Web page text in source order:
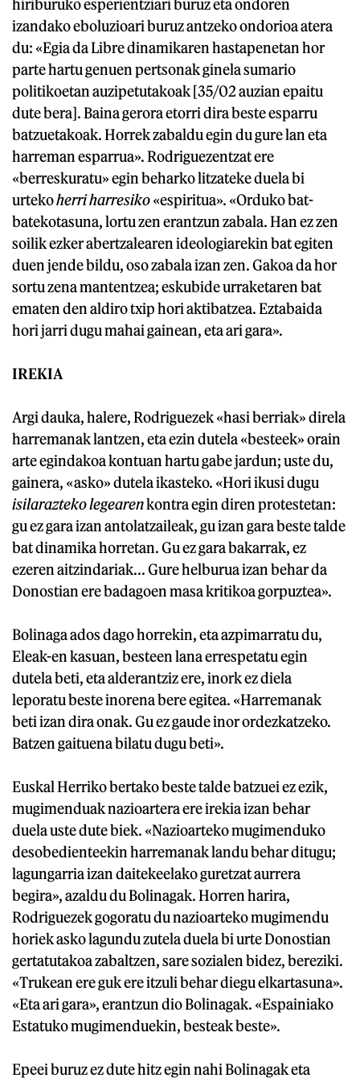
hiriburuko esperientziari buruz eta ondoren
izandako eboluzioari buruz antzeko ondorioa atera
du: «Egia da Libre dinamikaren hastapenetan hor
parte hartu genuen pertsonak ginela sumario
politikoetan auzipetutakoak [35/02 auzian epaitu
dute bera]. Baina gerora etorri dira beste esparru
batzuetakoak. Horrek zabaldu egin du gure lan eta
harreman esparrua». Rodriguezentzat ere
«berreskuratu» egin beharko litzateke duela bi
urtekoherri harresiko«espiritua». «Orduko bat-
batekotasuna, lortu zen erantzun zabala. Han ez zen
soilik ezker abertzalearen ideologiarekin bat egiten
duen jende bildu, oso zabala izan zen. Gakoa da hor
sortu zena mantentzea; eskubide urraketaren bat
ematen den aldiro txip hori aktibatzea. Eztabaida
hori jarri dugu mahai gainean, eta ari gara».
IREKIA
Argi dauka, halere, Rodriguezek «hasi berriak» direla
harremanak lantzen, eta ezin dutela «besteek» orain
arte egindakoa kontuan hartu gabe jardun; uste du,
gainera, «asko» dutela ikasteko. «Hori ikusi dugu
isilarazteko legearenkontra egin diren protestetan:
gu ez gara izan antolatzaileak, gu izan gara beste talde
bat dinamika horretan. Gu ez gara bakarrak, ez
ezeren aitzindariak... Gure helburua izan behar da
Donostian ere badagoen masa kritikoa gorpuztea».
Bolinaga ados dago horrekin, eta azpimarratu du,
Eleak-en kasuan, besteen lana errespetatu egin
dutela beti, eta alderantziz ere, inork ez diela
leporatu beste inorena bere egitea. «Harremanak
beti izan dira onak. Gu ez gaude inor ordezkatzeko.
Batzen gaituena bilatu dugu beti».
Euskal Herriko bertako beste talde batzuei ez ezik,
mugimenduak nazioartera ere irekia izan behar
duela uste dute biek. «Nazioarteko mugimenduko
desobedienteekin harremanak landu behar ditugu;
lagungarria izan daitekeelako guretzat aurrera
begira», azaldu du Bolinagak. Horren harira,
Rodriguezek gogoratu du nazioarteko mugimendu
horiek asko lagundu zutela duela bi urte Donostian
gertatutakoa zabaltzen, sare sozialen bidez, bereziki.
«Trukean ere guk ere itzuli behar diegu elkartasuna».
«Eta ari gara», erantzun dio Bolinagak. «Espainiako
Estatuko mugimenduekin, besteak beste».
Epeei buruz ez dute hitz egin nahi Bolinagak eta